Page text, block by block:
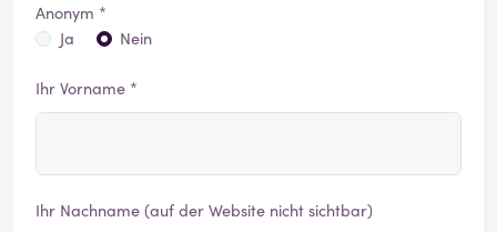
Anonym *
Ja
Nein
Ihr Vorname *
Ihr Nachname (auf der Website nicht sichtbar)